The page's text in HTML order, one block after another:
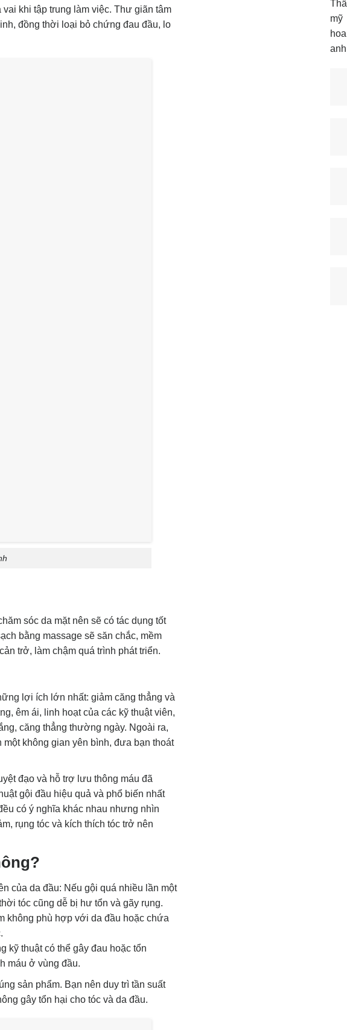
khi tập trung làm việc. Thư giãn tâm
đồng thời loại bỏ chứng đau đầu, lo
sóc da mặt nên sẽ có tác dụng tốt
bằng massage sẽ săn chắc, mềm
trở, làm chậm quá trình phát triển.
lợi ích lớn nhất: giảm căng thẳng và
êm ái, linh hoạt của các kỹ thuật viên,
căng thẳng thường ngày. Ngoài ra,
không gian yên bình, đưa bạn thoát
đạo và hỗ trợ lưu thông máu đã
gội đầu hiệu quả và phổ biến nhất
có ý nghĩa khác nhau nhưng nhìn
rụng tóc và kích thích tóc trở nên
của da đầu: Nếu gội quá nhiều lần một
tóc cũng dễ bị hư tổn và gãy rụng.
không phù hợp với da đầu hoặc chứa
kỹ thuật có thể gây đau hoặc tổn
máu ở vùng đầu.
sản phẩm. Bạn nên duy trì tần suất
gây tổn hại cho tóc và da đầu.